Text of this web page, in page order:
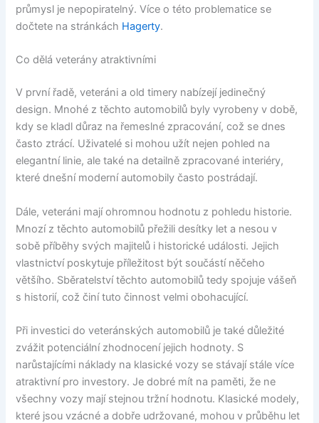
průmysl je nepopiratelný. Více o této problematice se
dočtete na stránkách Hagerty.
Co dělá veterány atraktivními
V první řadě, veteráni a old timery nabízejí jedinečný
design. Mnohé z těchto automobilů byly vyrobeny v době,
kdy se kladl důraz na řemeslné zpracování, což se dnes
často ztrácí. Uživatelé si mohou užít nejen pohled na
elegantní linie, ale také na detailně zpracované interiéry,
které dnešní moderní automobily často postrádají.
Dále, veteráni mají ohromnou hodnotu z pohledu historie.
Mnozí z těchto automobilů přežili desítky let a nesou v
sobě příběhy svých majitelů i historické události. Jejich
vlastnictví poskytuje příležitost být součástí něčeho
většího. Sběratelství těchto automobilů tedy spojuje vášeň
s historií, což činí tuto činnost velmi obohacující.
Při investici do veteránských automobilů je také důležité
zvážit potenciální zhodnocení jejich hodnoty. S
narůstajícími náklady na klasické vozy se stávají stále více
atraktivní pro investory. Je dobré mít na paměti, že ne
všechny vozy mají stejnou tržní hodnotu. Klasické modely,
které jsou vzácné a dobře udržované, mohou v průběhu let